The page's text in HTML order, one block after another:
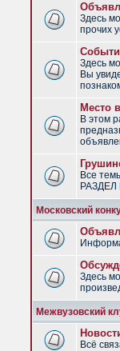
Здесь
прочих
Здесь
Вы
Место
В этом
Все
Московский
Здесь
Межвузовский
Всё